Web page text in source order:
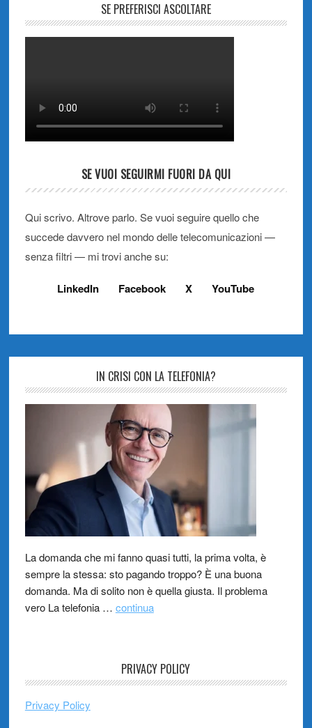
SE PREFERISCI ASCOLTARE
SE VUOI SEGUIRMI FUORI DA QUI
Qui scrivo. Altrove parlo. Se vuoi seguire quello che
succede davvero nel mondo delle telecomunicazioni —
senza filtri — mi trovi anche su:
LinkedIn Facebook X YouTube
IN CRISI CON LA TELEFONIA?
La domanda che mi fanno quasi tutti, la prima volta, è
sempre la stessa: sto pagando troppo? È una buona
domanda. Ma di solito non è quella giusta. Il problema
vero La telefonia … continua
PRIVACY POLICY
Privacy Policy